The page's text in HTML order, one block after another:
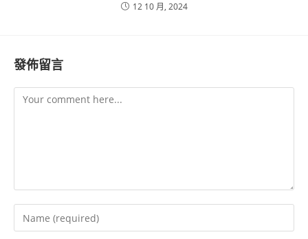
12 10 月, 2024
發佈留言
Comment
Enter
your